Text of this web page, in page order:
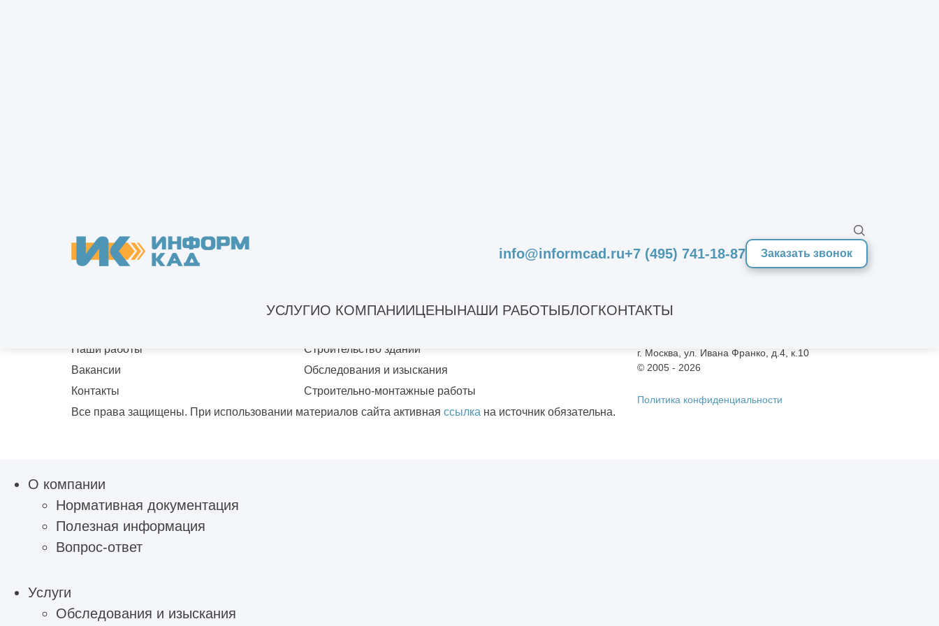
info@informcad.ru+7 (495) 741-18-87 Заказать звонок
УСЛУГИО КОМПАНИИЦЕНЫНАШИ РАБОТЫБЛОГКОНТАКТЫ
Наши работы
Вакансии
Контакты
Строительство зданий
Обследования и изыскания
Строительно-монтажные работы
г. Москва, ул. Ивана Франко, д.4, к.10
© 2005 - 2026
Политика конфиденциальности
Все права защищены. При использовании материалов сайта активная ссылка на источник обязательна.
О компании
Нормативная документация
Полезная информация
Вопрос-ответ
Услуги
Обследования и изыскания